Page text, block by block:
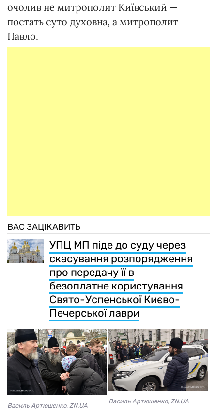
очолив не митрополит Київський —
постать суто духовна, а митрополит
Павло.
ВАС ЗАЦІКАВИТЬ
УПЦ МП піде до суду через
скасування розпорядження
про передачу її в
безоплатне користування
Свято-Успенської Києво-
Печерської лаври
Василь Артюшенко, ZN.UA
Василь Артюшенко, ZN.UA